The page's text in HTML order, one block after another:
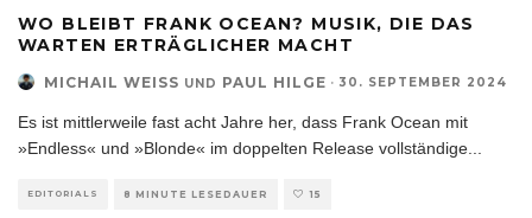
WO BLEIBT FRANK OCEAN? MUSIK, DIE DAS
WARTEN ERTRÄGLICHER MACHT
MICHAIL WEISS UND PAUL HILGE · 30. SEPTEMBER 2024
Es ist mittlerweile fast acht Jahre her, dass Frank Ocean mit
»Endless« und »Blonde« im doppelten Release vollständige
EDITORIALS 8 MINUTE LESEDAUER 15